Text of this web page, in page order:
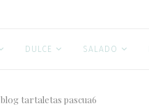
DULCE SALADO
blog tartaletas pascua6